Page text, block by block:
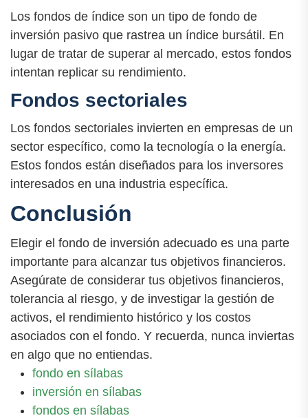
Los fondos de índice son un tipo de fondo de
inversión pasivo que rastrea un índice bursátil. En
lugar de tratar de superar al mercado, estos fondos
intentan replicar su rendimiento.
Fondos sectoriales
Los fondos sectoriales invierten en empresas de un
sector específico, como la tecnología o la energía.
Estos fondos están diseñados para los inversores
interesados en una industria específica.
Conclusión
Elegir el fondo de inversión adecuado es una parte
importante para alcanzar tus objetivos financieros.
Asegúrate de considerar tus objetivos financieros,
tolerancia al riesgo, y de investigar la gestión de
activos, el rendimiento histórico y los costos
asociados con el fondo. Y recuerda, nunca inviertas
en algo que no entiendas.
fondo en sílabas
inversión en sílabas
fondos en sílabas